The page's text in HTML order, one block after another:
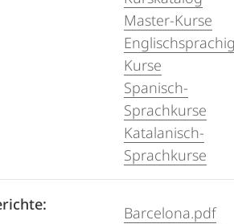
Master-Kurse
Kurse
Spanisch-
Sprachkurse
Katalanisch-
Sprachkurse
Barcelona.pdf